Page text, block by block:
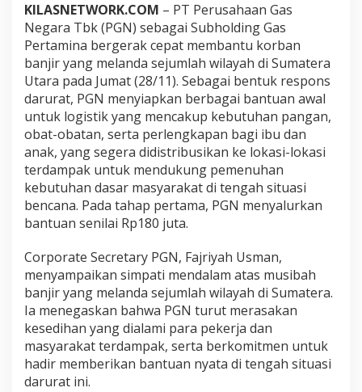
e
r
t
a
m
a
u
n
t
k
K
o
r
b
a
B
a
n
j
i
r
S
u
KILASNETWORK.COM – PT Perusahaan Gas
Negara Tbk (PGN) sebagai Subholding Gas
Pertamina bergerak cepat membantu korban
banjir yang melanda sejumlah wilayah di Sumatera
Utara pada Jumat (28/11). Sebagai bentuk respons
darurat, PGN menyiapkan berbagai bantuan awal
untuk logistik yang mencakup kebutuhan pangan,
obat-obatan, serta perlengkapan bagi ibu dan
anak, yang segera didistribusikan ke lokasi-lokasi
terdampak untuk mendukung pemenuhan
kebutuhan dasar masyarakat di tengah situasi
bencana. Pada tahap pertama, PGN menyalurkan
bantuan senilai Rp180 juta.
Corporate Secretary PGN, Fajriyah Usman,
menyampaikan simpati mendalam atas musibah
banjir yang melanda sejumlah wilayah di Sumatera.
Ia menegaskan bahwa PGN turut merasakan
kesedihan yang dialami para pekerja dan
masyarakat terdampak, serta berkomitmen untuk
hadir memberikan bantuan nyata di tengah situasi
darurat ini.